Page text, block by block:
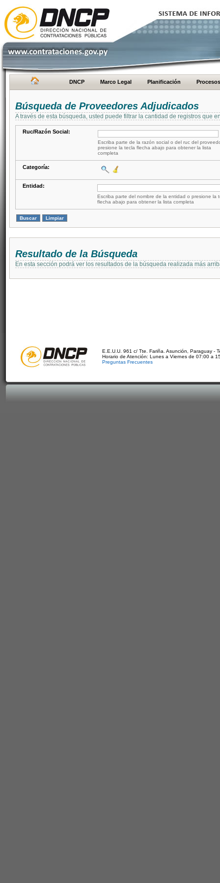
DNCP Marco Legal Planificación Procesos
Búsqueda de Proveedores Adjudicados
A través de esta búsqueda, usted puede filtrar la cantidad de registros que
Ruc/Razón Social:
Escriba parte de la razón social o del ruc del
presione la tecla flecha abajo para obtener la lista
completa
Categoría:
Entidad:
Escriba parte del nombre de la entidad o presione la
flecha abajo para obtener la lista completa
Resultado de la Búsqueda
En esta sección podrá ver los resultados de la búsqueda realizada más
E.E.U.U. 961 c/ Tte. Fariña. Asunción, Paraguay -
Horario de Atención: Lunes a Viernes de 07:00 a
Preguntas Frecuentes